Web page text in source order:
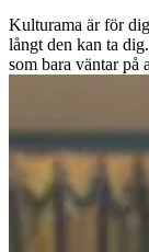
Kulturama är för
långt den kan ta
som bara väntar på